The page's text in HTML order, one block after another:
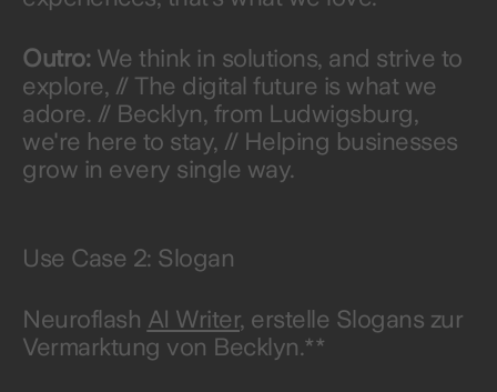
Outro: We think in solutions, and strive to
explore, // The digital future is what we
adore. // Becklyn, from Ludwigsburg,
we're here to stay, // Helping businesses
grow in every single way.
Use Case 2: Slogan
Neuroflash AI Writer, erstelle Slogans zur
Vermarktung von Becklyn.**